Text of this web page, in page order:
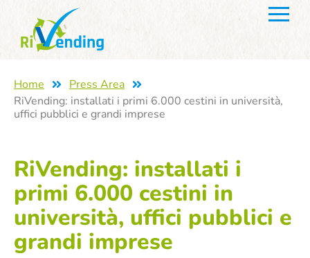
Home
Press Area
RiVending: installati i primi 6.000 cestini in università,
uffici pubblici e grandi imprese
RiVending: installati i
primi 6.000 cestini in
università, uffici pubblici e
grandi imprese